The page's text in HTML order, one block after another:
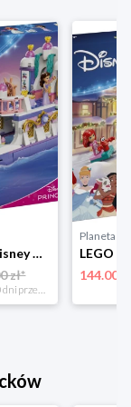
LEGO 43299 Disney Animation Królewska łódź weselna Arielki Lego
zł*
Planeta
144.00 zł